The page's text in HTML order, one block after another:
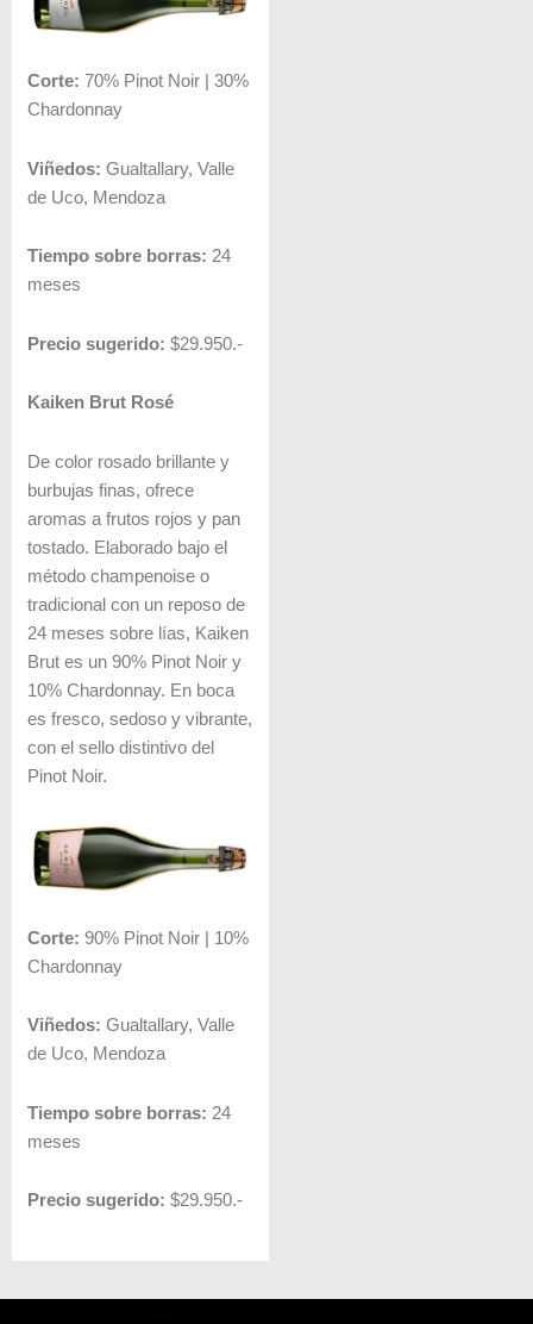
Corte: 70% Pinot Noir | 30%
Chardonnay
Viñedos: Gualtallary, Valle
de Uco, Mendoza
Tiempo sobre borras: 24
meses
Precio sugerido: $29.950.-
Kaiken Brut Rosé
De color rosado brillante y
burbujas finas, ofrece
aromas a frutos rojos y pan
tostado. Elaborado bajo el
método champenoise o
tradicional con un reposo de
24 meses sobre lías, Kaiken
Brut es un 90% Pinot Noir y
10% Chardonnay. En boca
es fresco, sedoso y vibrante,
con el sello distintivo del
Pinot Noir.
Corte: 90% Pinot Noir | 10%
Chardonnay
Viñedos: Gualtallary, Valle
de Uco, Mendoza
Tiempo sobre borras: 24
meses
Precio sugerido: $29.950.-